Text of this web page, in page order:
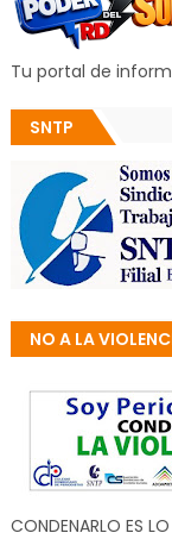
Tu portal de
SNTP
NO A LA
CONDENARLO ES